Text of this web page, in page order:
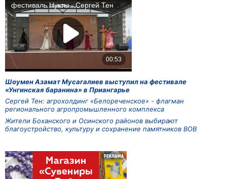
Шоумен Азамат Мусагалиев выступил на фестивале
«Унгинская баранина» в Приангарье
Сергей Тен: агрохолдинг «Белореченское» - флагман
регионального агропромышленного комплекса
Жители Боханского и Осинского районов выбирают
благоустройство, культуру и сохранение памятников ВОВ